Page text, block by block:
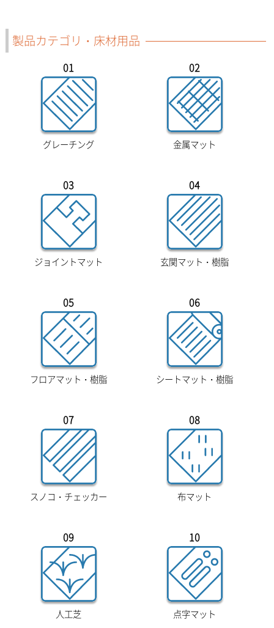
製品カテゴリ・床材用品
01
グレーチング
02
金属マット
03
ジョイントマット
04
玄関マット・樹脂
05
フロアマット・樹脂
06
シートマット・樹脂
07
スノコ・チェッカー
08
布マット
09
人工芝
10
点字マット